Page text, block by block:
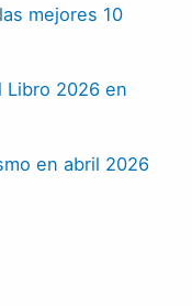
mejores 10
Libro 2026 en
en abril 2026